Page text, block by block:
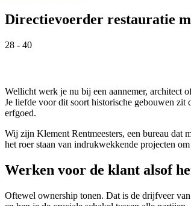
Directievoerder restauratie
28 - 40
Wellicht werk je nu bij een aannemer, architect
Je liefde voor dit soort historische gebouwen zit
erfgoed.
Wij zijn Klement Rentmeesters, een bureau dat
het roer staan van indrukwekkende projecten
Werken voor de klant alsof
Oftewel ownership tonen. Dat is de drijfveer